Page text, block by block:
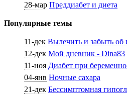
28-мар Преддиабет и диета
Популярные темы
11-дек Вылечить и забыть об
12-дек Мой дневник - Dina83
11-ноя Диабет при
04-янв Ночные сахара
21-дек Бессимптомная